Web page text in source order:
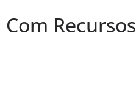
Recursos